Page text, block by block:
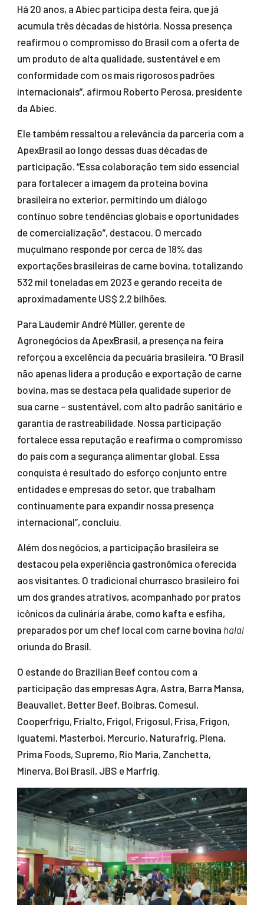
Há 20 anos, a Abiec participa desta feira, que já
acumula três décadas de história. Nossa presença
reafirmou o compromisso do Brasil com a oferta de
um produto de alta qualidade, sustentável e em
conformidade com os mais rigorosos padrões
internacionais”, afirmou Roberto Perosa, presidente
da Abiec.
Ele também ressaltou a relevância da parceria com a
ApexBrasil ao longo dessas duas décadas de
participação. “Essa colaboração tem sido essencial
para fortalecer a imagem da proteína bovina
brasileira no exterior, permitindo um diálogo
contínuo sobre tendências globais e oportunidades
de comercialização”, destacou. O mercado
muçulmano responde por cerca de 18% das
exportações brasileiras de carne bovina, totalizando
532 mil toneladas em 2023 e gerando receita de
aproximadamente US$ 2,2 bilhões.
Para Laudemir André Müller, gerente de
Agronegócios da ApexBrasil, a presença na feira
reforçou a excelência da pecuária brasileira. “O Brasil
não apenas lidera a produção e exportação de carne
bovina, mas se destaca pela qualidade superior de
sua carne – sustentável, com alto padrão sanitário e
garantia de rastreabilidade. Nossa participação
fortalece essa reputação e reafirma o compromisso
do país com a segurança alimentar global. Essa
conquista é resultado do esforço conjunto entre
entidades e empresas do setor, que trabalham
continuamente para expandir nossa presença
internacional”, concluiu.
Além dos negócios, a participação brasileira se
destacou pela experiência gastronômica oferecida
aos visitantes. O tradicional churrasco brasileiro foi
um dos grandes atrativos, acompanhado por pratos
icônicos da culinária árabe, como kafta e esfiha,
preparados por um chef local com carne bovina halal
oriunda do Brasil.
O estande do Brazilian Beef contou com a
participação das empresas Agra, Astra, Barra Mansa,
Beauvallet, Better Beef, Boibras, Comesul,
Cooperfrigu, Frialto, Frigol, Frigosul, Frisa, Frigon,
Iguatemi, Masterboi, Mercurio, Naturafrig, Plena,
Prima Foods, Supremo, Rio Maria, Zanchetta,
Minerva, Boi Brasil, JBS e Marfrig.